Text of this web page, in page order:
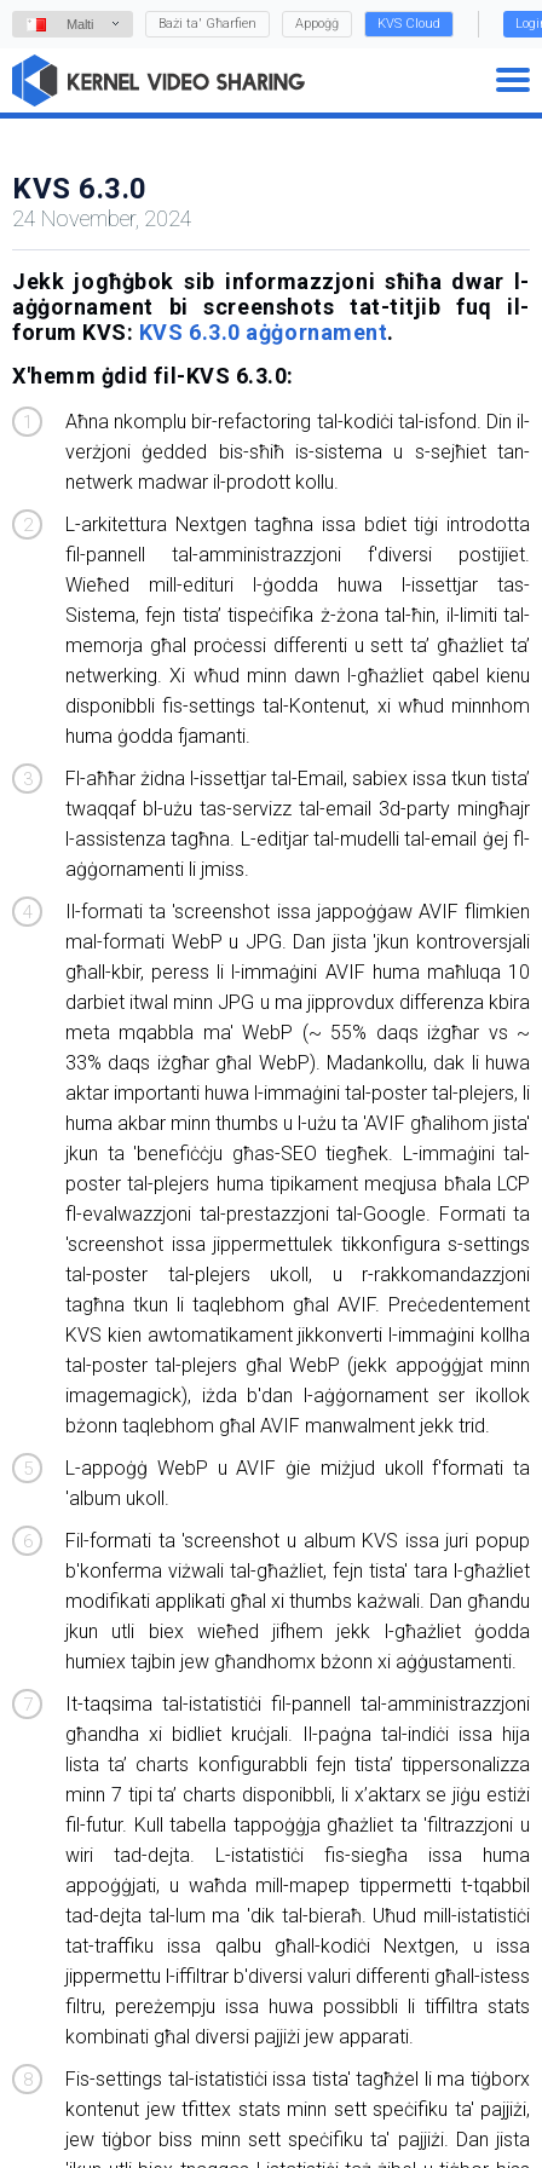
Malti Bażi ta' Għarfien Appoġġ KVS Cloud
KVS 6.3.0
24 November, 2024
Jekk jogħġbok sib informazzjoni sħiħa dwar l-
aġġornament bi screenshots tat-titjib fuq il-
forum KVS: KVS 6.3.0 aġġornament.
X'hemm ġdid fil-KVS 6.3.0:
Aħna nkomplu bir-refactoring tal-kodiċi tal-isfond. Din il-
verżjoni ġedded bis-sħiħ is-sistema u s-sejħiet tan-
netwerk madwar il-prodott kollu.
L-arkitettura Nextgen tagħna issa bdiet tiġi introdotta
fil-pannell tal-amministrazzjoni f'diversi postijiet.
Wieħed mill-edituri l-ġodda huwa l-issettjar tas-
Sistema, fejn tista’ tispeċifika ż-żona tal-ħin, il-limiti tal-
memorja għal proċessi differenti u sett ta’ għażliet ta’
netwerking. Xi wħud minn dawn l-għażliet qabel kienu
disponibbli fis-settings tal-Kontenut, xi wħud minnhom
huma ġodda fjamanti.
Fl-aħħar żidna l-issettjar tal-Email, sabiex issa tkun tista’
twaqqaf bl-użu tas-servizz tal-email 3d-party mingħajr
l-assistenza tagħna. L-editjar tal-mudelli tal-email ġej fl-
aġġornamenti li jmiss.
Il-formati ta 'screenshot issa jappoġġaw AVIF flimkien
mal-formati WebP u JPG. Dan jista 'jkun kontroversjali
għall-kbir, peress li l-immaġini AVIF huma maħluqa 10
darbiet itwal minn JPG u ma jipprovdux differenza kbira
meta mqabbla ma' WebP (~ 55% daqs iżgħar vs ~
33% daqs iżgħar għal WebP). Madankollu, dak li huwa
aktar importanti huwa l-immaġini tal-poster tal-plejers, li
huma akbar minn thumbs u l-użu ta 'AVIF għalihom jista'
jkun ta 'benefiċċju għas-SEO tiegħek. L-immaġini tal-
poster tal-plejers huma tipikament meqjusa bħala LCP
fl-evalwazzjoni tal-prestazzjoni tal-Google. Formati ta
'screenshot issa jippermettulek tikkonfigura s-settings
tal-poster tal-plejers ukoll, u r-rakkomandazzjoni
tagħna tkun li taqlebhom għal AVIF. Preċedentement
KVS kien awtomatikament jikkonverti l-immaġini kollha
tal-poster tal-plejers għal WebP (jekk appoġġjat minn
imagemagick), iżda b'dan l-aġġornament ser ikollok
bżonn taqlebhom għal AVIF manwalment jekk trid.
L-appoġġ WebP u AVIF ġie miżjud ukoll f'formati ta
'album ukoll.
Fil-formati ta 'screenshot u album KVS issa juri popup
b'konferma viżwali tal-għażliet, fejn tista' tara l-għażliet
modifikati applikati għal xi thumbs każwali. Dan għandu
jkun utli biex wieħed jifhem jekk l-għażliet ġodda
humiex tajbin jew għandhomx bżonn xi aġġustamenti.
It-taqsima tal-istatistiċi fil-pannell tal-amministrazzjoni
għandha xi bidliet kruċjali. Il-paġna tal-indiċi issa hija
lista ta’ charts konfigurabbli fejn tista’ tippersonalizza
minn 7 tipi ta’ charts disponibbli, li x’aktarx se jiġu estiżi
fil-futur. Kull tabella tappoġġja għażliet ta 'filtrazzjoni u
wiri tad-dejta. L-istatistiċi fis-siegħa issa huma
appoġġjati, u waħda mill-mapep tippermetti t-tqabbil
tad-dejta tal-lum ma 'dik tal-bieraħ. Uħud mill-istatistiċi
tat-traffiku issa qalbu għall-kodiċi Nextgen, u issa
jippermettu l-iffiltrar b'diversi valuri differenti għall-istess
filtru, pereżempju issa huwa possibbli li tiffiltra stats
kombinati għal diversi pajjiżi jew apparati.
Fis-settings tal-istatistiċi issa tista' tagħżel li ma tiġborx
kontenut jew tfittex stats minn sett speċifiku ta' pajjiżi,
jew tiġbor biss minn sett speċifiku ta' pajjiżi. Dan jista